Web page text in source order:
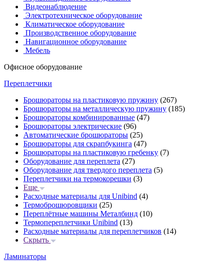
Видеонаблюдение
Электротехническое оборудование
Климатическое оборудование
Производственное оборудование
Навигационное оборудование
Мебель
Офисное оборудование
Переплетчики
Брошюраторы на пластиковую пружину (267)
Брошюраторы на металлическую пружину (185)
Брошюраторы комбинированные (47)
Брошюраторы электрические (96)
Автоматические брошюраторы (25)
Брошюраторы для скрапбукинга (47)
Брошюраторы на пластиковую гребенку (7)
Оборудование для переплета (27)
Оборудование для твердого переплета (5)
Переплетчики на термокорешки (3)
Еще
Расходные материалы для Unibind (4)
Термоброшюровщики (25)
Переплётные машины Металбинд (10)
Термопереплетчики Unibind (13)
Расходные материалы для переплетчиков (14)
Скрыть
Ламинаторы